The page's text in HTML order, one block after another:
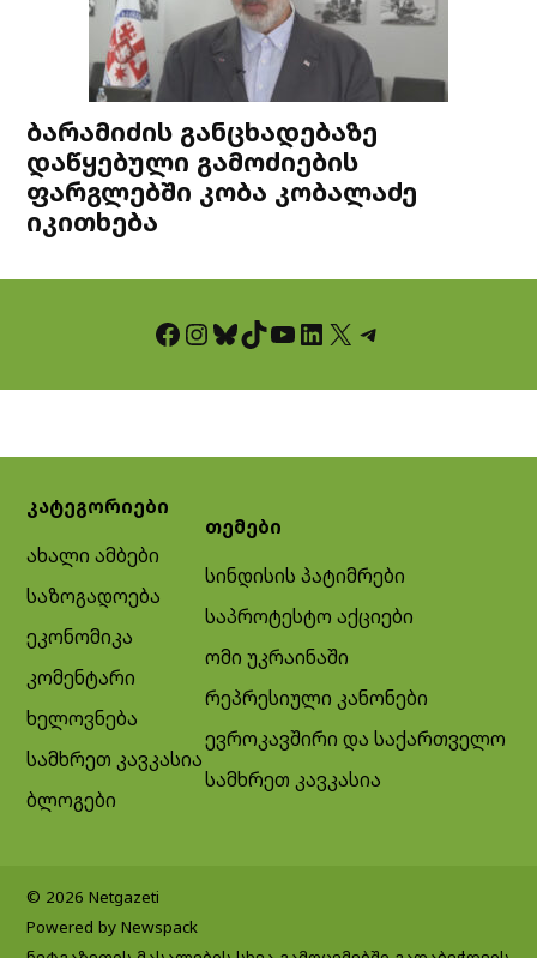
ბარამიძის განცხადებაზე
დაწყებული გამოძიების
ფარგლებში კობა კობალაძე
იკითხება
Facebook InstagramBluesky TikTok YouTube LinkedIn X Telegram
კატეგორიები
ახალი ამბები
საზოგადოება
ეკონომიკა
კომენტარი
ხელოვნება
სამხრეთ კავკასია
ბლოგები
თემები
სინდისის პატიმრები
საპროტესტო აქციები
ომი უკრაინაში
რეპრესიული კანონები
ევროკავშირი და საქართველო
სამხრეთ კავკასია
© 2026 Netgazeti
Powered by Newspack